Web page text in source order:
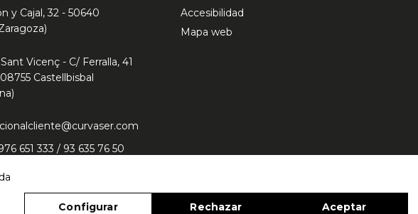
y Cajal, 32 - 50640
Vicenç - C/ Ferralla, 41
Castellbisbal
651 333 / 93 635 76 50
Accesibilidad
Mapa web
Configurar Rechazar Aceptar